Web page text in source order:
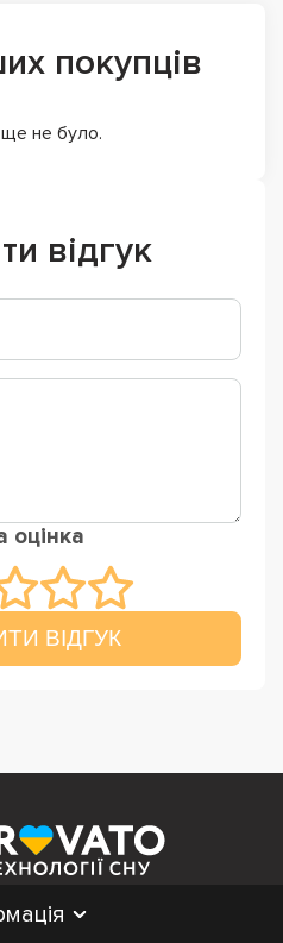
покупців
ще не було.
відгук
оцінка
ВІДГУК